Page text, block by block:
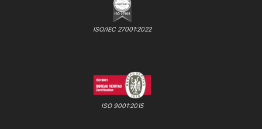
ISO/IEC 27001:2022
ISO 9001:2015